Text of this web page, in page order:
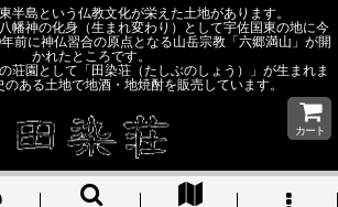
半島という仏教文化が栄えた土地があります。
幡神の化身（生まれ変わり）として宇佐国東の地に今
前に神仏習合の原点となる山岳宗教「六郷満山」が開
かれたところです。
荘園として「田染荘（たしぶのしょう）」が生まれま
のある土地で地酒・地焼酎を販売しています。
カート